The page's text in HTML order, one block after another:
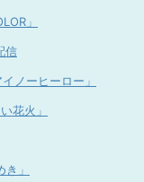
」
信
ノーヒーロー」
花火」
」